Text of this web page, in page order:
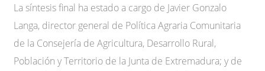
La síntesis final ha estado a cargo de Javier Gonzalo
Langa, director general de Política Agraria Comunitaria
de la Consejería de Agricultura, Desarrollo Rural,
Población y Territorio de la Junta de Extremadura; y de